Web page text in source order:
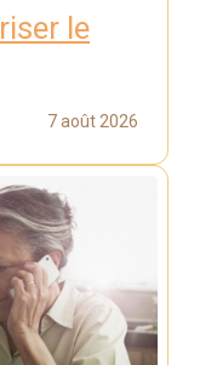
le
7 août 2026